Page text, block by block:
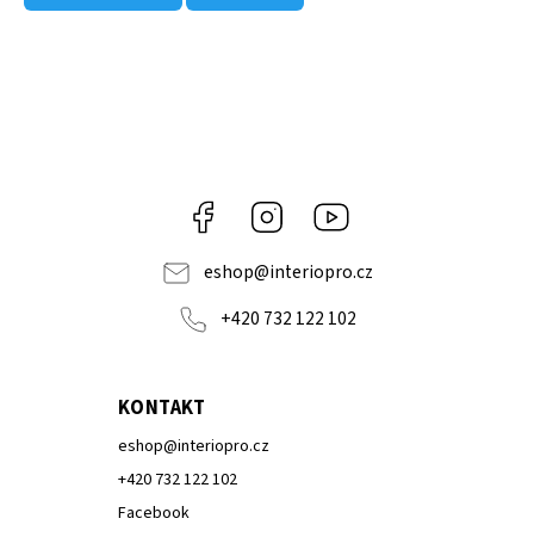
Facebook Instagram
eshop@interiopro.cz
+420 732 122 102
KONTAKT
eshop@interiopro.cz
+420 732 122 102
Facebook